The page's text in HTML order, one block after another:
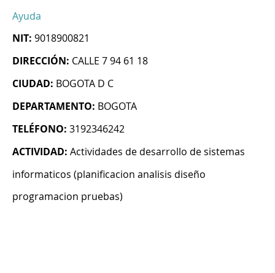
Ayuda
NIT: 9018900821
DIRECCIÓN: CALLE 7 94 61 18
CIUDAD: BOGOTA D C
DEPARTAMENTO: BOGOTA
TELÉFONO: 3192346242
ACTIVIDAD: Actividades de desarrollo de sistemas
informaticos (planificacion analisis diseño
programacion pruebas)